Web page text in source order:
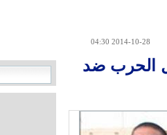
2014-10-28 04:30
الحرب ضد